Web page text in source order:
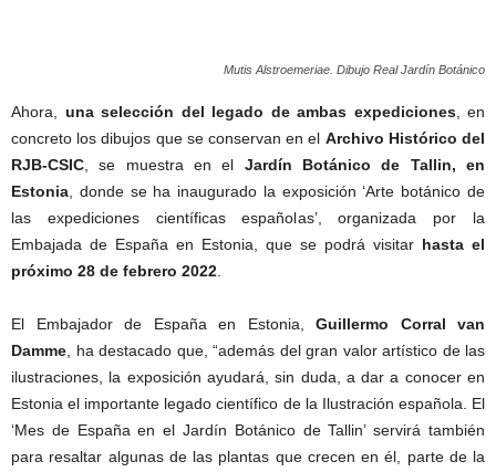
Mutis Alstroemeriae. Dibujo Real Jardín Botánico
Ahora, una selección del legado de ambas expediciones, en
concreto los dibujos que se conservan en el Archivo Histórico del
RJB-CSIC , se muestra en el Jardín Botánico de Tallin, en
Estonia , donde se ha inaugurado la exposición ‘Arte botánico de
las expediciones científicas españolas’, organizada por la
Embajada de España en Estonia, que se podrá visitar hasta el
próximo 28 de febrero 2022
El Embajador de España en Estonia, Guillermo Corral van
Damme , ha destacado que, “además del gran valor artístico de las
ilustraciones, la exposición ayudará, sin duda, a dar a conocer en
Estonia el importante legado científico de la Ilustración española. El
‘Mes de España en el Jardín Botánico de Tallin’ servirá también
para resaltar algunas de las plantas que crecen en él, parte de la